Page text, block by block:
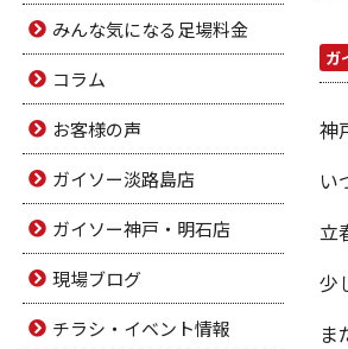
ガ
神
い
立
少
ま
みんな気になる足場料金
コラム
お客様の声
ガイソー淡路島店
ガイソー神戸・明石店
現場ブログ
チラシ・イベント情報